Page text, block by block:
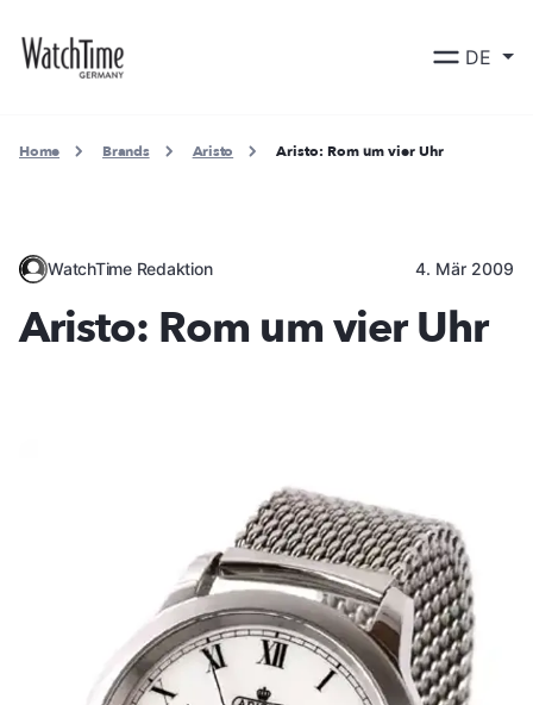
DE
Home Brands Aristo Aristo: Rom um vier Uhr
WatchTime Redaktion 4. Mär 2009
Aristo: Rom um vier Uhr